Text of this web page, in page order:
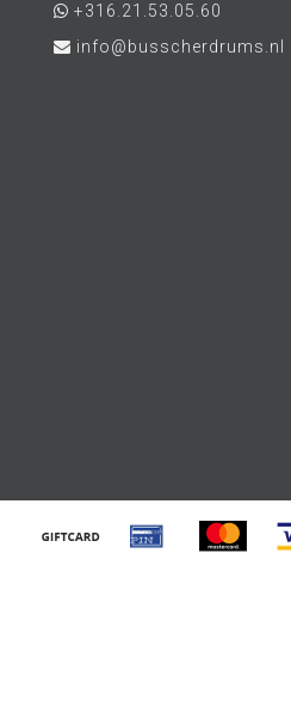
+316.21.53.05.60
info@busscherdrums.nl